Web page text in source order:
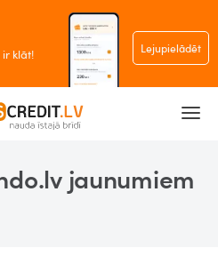
klāt! Lejupielādēt
jaunumiem